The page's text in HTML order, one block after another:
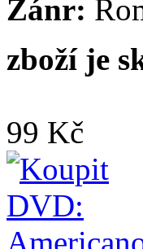
Žánr:
zboží je
99 Kč